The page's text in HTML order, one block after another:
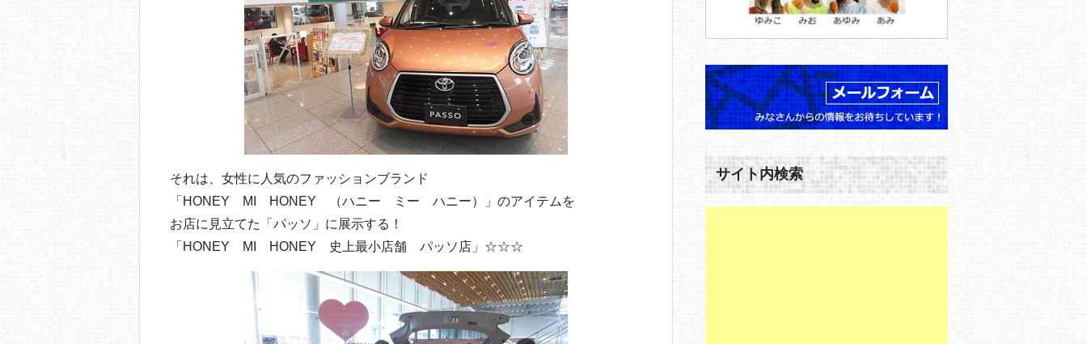
それは、女性に人気のファッションブランド
「HONEY MI HONEY （ハニー ミー ハニー）」のアイテムを
お店に見立てた「パッソ」に展示する！
「HONEY MI HONEY 史上最小店舗 パッソ店」☆☆☆
サイト内検索